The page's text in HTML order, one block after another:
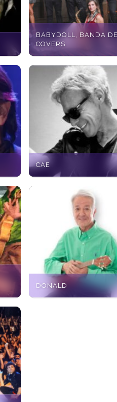
BABYDOLL, BANDA DE
COVERS
CAE
DONALD